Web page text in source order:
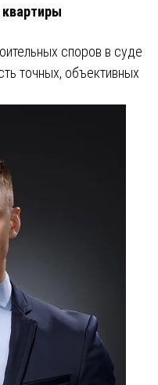
споров в суде
точных, объективных